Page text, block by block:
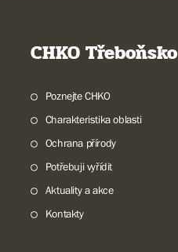
CHKO Třeboňsko
Poznejte CHKO
Charakteristika oblasti
Ochrana přírody
Potřebuji vyřídit
Aktuality a akce
Kontakty